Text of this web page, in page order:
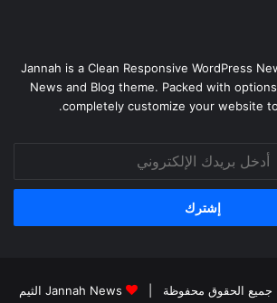
Jannah is a Clean Responsive WordPress
News and Blog theme. Packed with
completely customize your website
Jannah News الثيم